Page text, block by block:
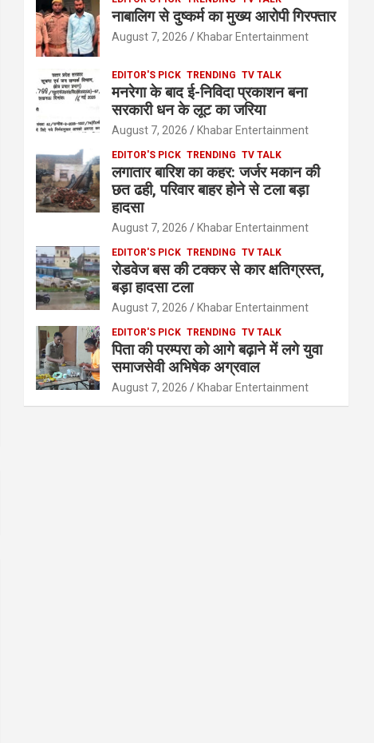
नाबालिग से दुष्कर्म का मुख्य आरोपी गिरफ्तार
August 7, 2026 Khabar Entertainment
EDITOR'S PICK TRENDING TV TALK
मनरेगा के बाद ई-निविदा प्रकाशन बना
सरकारी धन के लूट का जरिया
August 7, 2026 Khabar Entertainment
EDITOR'S PICK TRENDING TV TALK
लगातार बारिश का कहर: जर्जर मकान की
छत ढही, परिवार बाहर होने से टला बड़ा
हादसा
August 7, 2026 Khabar Entertainment
EDITOR'S PICK TRENDING TV TALK
रोडवेज बस की टक्कर से कार क्षतिग्रस्त,
बड़ा हादसा टला
August 7, 2026 Khabar Entertainment
EDITOR'S PICK TRENDING TV TALK
पिता की परम्परा को आगे बढ़ाने में लगे युवा
समाजसेवी अभिषेक अग्रवाल
August 7, 2026 Khabar Entertainment